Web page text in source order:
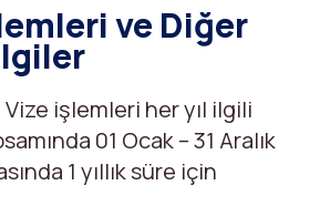
ve Diğer
Vize işlemleri her yıl ilgili
01 Ocak – 31 Aralık
1 yıllık süre için